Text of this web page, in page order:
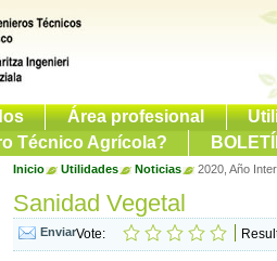
Área profesional
Técnico Agrícola?
Inicio Utilidades Noticias 2020, Año
Sanidad Vegetal
Vote: